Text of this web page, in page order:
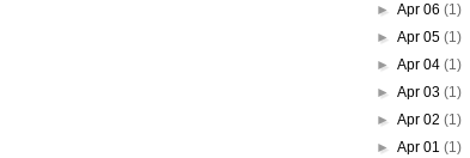
►Apr 06(1)
►Apr 05(1)
►Apr 04(1)
►Apr 03(1)
►Apr 02(1)
►Apr 01(1)